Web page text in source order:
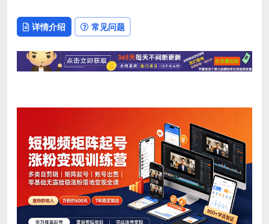
详情介绍 常见问题